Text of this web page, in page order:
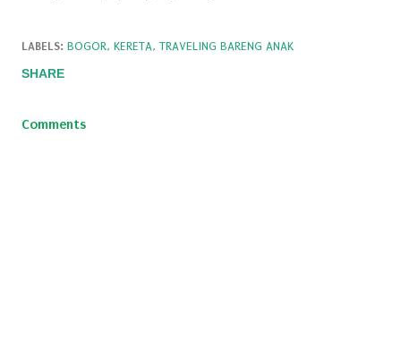
LABELS: BOGOR KERETA TRAVELING BARENG ANAK
SHARE
Comments